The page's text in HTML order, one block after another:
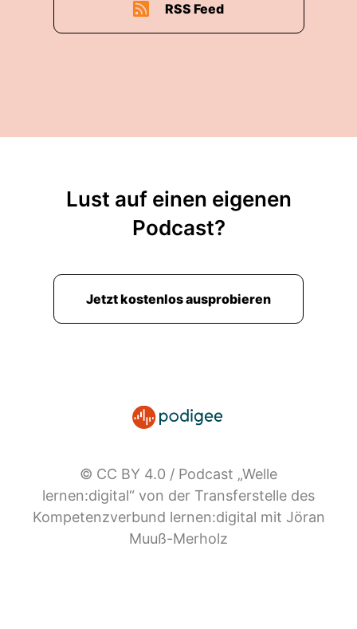
RSS Feed
Lust auf einen eigenen
Podcast?
Jetzt kostenlos ausprobieren
© CC BY 4.0 / Podcast „Welle
lernen:digital“ von der Transferstelle des
Kompetenzverbund lernen:digital mit Jöran
Muuß-Merholz